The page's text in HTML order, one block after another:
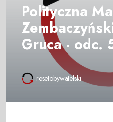
Polityczna
Gruca - odc.
resetobywatelski